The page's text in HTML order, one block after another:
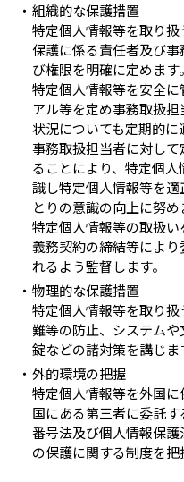
組織的な保護措置
特定個人情報等を取り
保護に係る責任者及び
び権限を明確に定めます。
特定個人情報等を安全
アル等を定め事務取扱
状況についても定期的に
事務取扱担当者に対し
ることにより、特定個
識し特定個人情報等を
とりの意識の向上に努め
特定個人情報等の取扱
義務契約の締結等によ
れるよう監督します。
物理的な保護措置
特定個人情報等を取り
難等の防止、システム
錠などの諸対策を講じま
外的環境の把握
特定個人情報等を外国
国にある第三者に委託す
番号法及び個人情報保
の保護に関する制度を把